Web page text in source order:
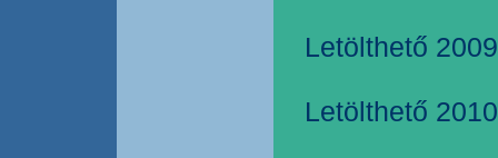
Letölthető
Letölthető